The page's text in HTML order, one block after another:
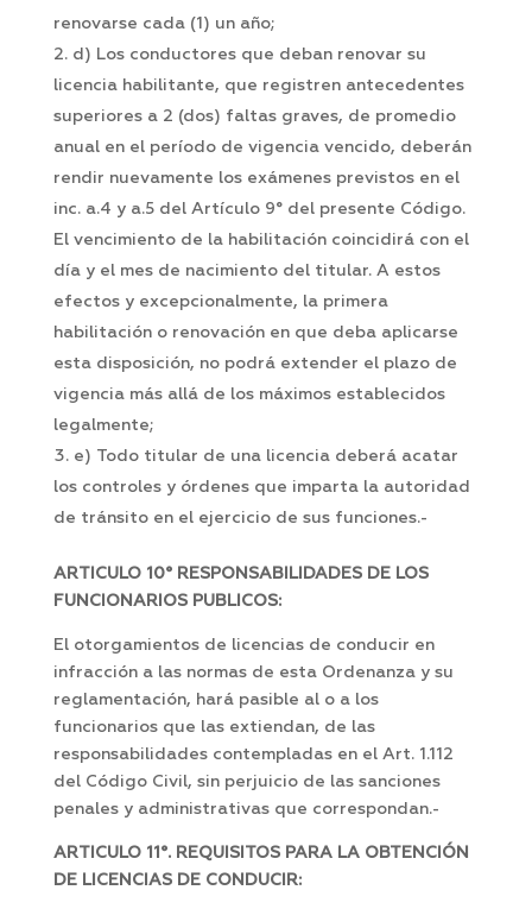
renovarse cada (1) un año;
d) Los conductores que deban renovar su
licencia habilitante, que registren antecedentes
superiores a 2 (dos) faltas graves, de promedio
anual en el período de vigencia vencido, deberán
rendir nuevamente los exámenes previstos en el
inc. a.4 y a.5 del Artículo 9° del presente Código.
El vencimiento de la habilitación coincidirá con el
día y el mes de nacimiento del titular. A estos
efectos y excepcionalmente, la primera
habilitación o renovación en que deba aplicarse
esta disposición, no podrá extender el plazo de
vigencia más allá de los máximos establecidos
legalmente;
e) Todo titular de una licencia deberá acatar
los controles y órdenes que imparta la autoridad
de tránsito en el ejercicio de sus funciones.-
ARTICULO 10° RESPONSABILIDADES DE LOS
FUNCIONARIOS PUBLICOS:
El otorgamientos de licencias de conducir en
infracción a las normas de esta Ordenanza y su
reglamentación, hará pasible al o a los
funcionarios que las extiendan, de las
responsabilidades contempladas en el Art. 1.112
del Código Civil, sin perjuicio de las sanciones
penales y administrativas que correspondan.-
ARTICULO 11°. REQUISITOS PARA LA OBTENCIÓN
DE LICENCIAS DE CONDUCIR: